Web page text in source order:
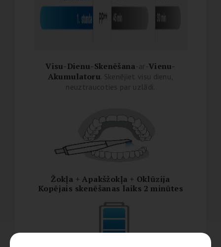
Visu-Dienu-Skenēšana-ar-Vienu-
Akumulatoru . Skenējiet visu dienu,
neuztraucoties par uzlādi.
Žokļa + Apakšžokļa + Oklūzija
Kopējais skenēšanas laiks 2 minūtes